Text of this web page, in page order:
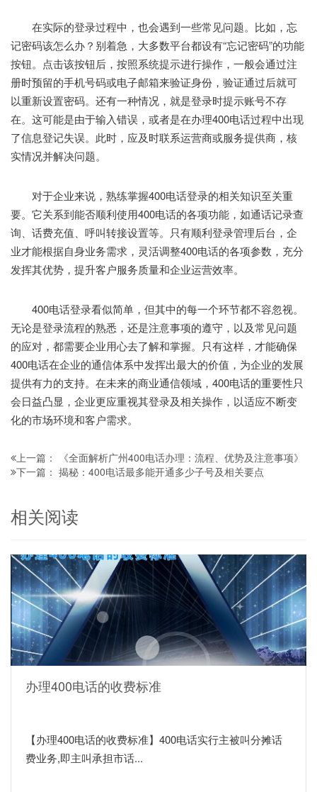
在实际的登录过程中，也会遇到一些常见问题。比如，忘
记密码该怎么办？别着急，大多数平台都设有“忘记密码”的功能
按钮。点击该按钮后，按照系统提示进行操作，一般会通过注
册时预留的手机号码或电子邮箱来验证身份，验证通过后就可
以重新设置密码。还有一种情况，就是登录时提示账号不存
在。这可能是由于输入错误，或者是在办理400电话过程中出现
了信息登记失误。此时，应及时联系运营商或服务提供商，核
实情况并解决问题。
对于企业来说，熟练掌握400电话登录的相关知识至关重
要。它关系到能否顺利使用400电话的各项功能，如通话记录查
询、话费充值、呼叫转接设置等。只有顺利登录管理后台，企
业才能根据自身业务需求，灵活调整400电话的各项参数，充分
发挥其优势，提升客户服务质量和企业运营效率。
400电话登录看似简单，但其中的每一个环节都不容忽视。
无论是登录流程的熟悉，还是注意事项的遵守，以及常见问题
的应对，都需要企业用心去了解和掌握。只有这样，才能确保
400电话在企业的通信体系中发挥出最大的价值，为企业的发展
提供有力的支持。在未来的商业通信领域，400电话的重要性只
会日益凸显，企业更应重视其登录及相关操作，以适应不断变
化的市场环境和客户需求。
上一篇： 《全面解析广州400电话办理：流程、优势及注意事项》
下一篇： 揭秘：400电话最多能开通多少子号及相关要点
相关阅读
办理400电话的收费标准
【办理400电话的收费标准】400电话实行主被叫分摊话
费业务,即主叫承担市话...